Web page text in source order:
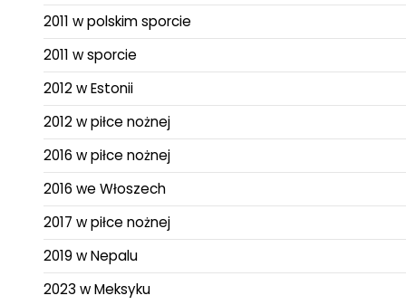
2011 w polskim sporcie
2011 w sporcie
2012 w Estonii
2012 w piłce nożnej
2016 w piłce nożnej
2016 we Włoszech
2017 w piłce nożnej
2019 w Nepalu
2023 w Meksyku